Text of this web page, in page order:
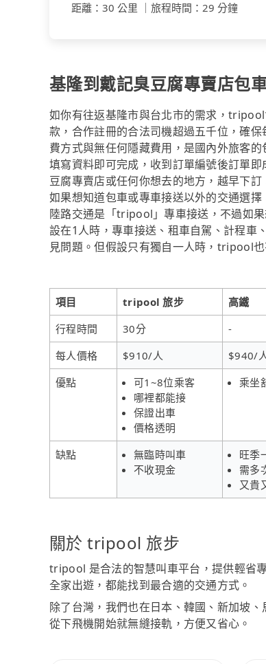
距離 ： 30 公里 旅程時間 ： 29 分鐘
基隆到戴記臭豆腐專賣店包
如你有往返基隆市與台北市的需求，
款，合作註冊的合法司機超過五千位，確
費方式與無任何隱藏費用，是國內外旅客
填寫資料即可完成，收到訂單編號後訂單
豆腐專賣店或任何你想去的地方，越早下訂
如果想知道包車或專車接送以外的交通選
陸路交通是「tripool」專車接送，不過如
設在1人時，專車接送、租車自駕、計程車
見問題。但假設只有獨自一人時，tripool
項目 tripool 旅步 高鐵
行程時間
30分 -
每人價格
$910/人 $940/
優點
可1~8位乘客
哪裡都能接
保證出車
價格透明
乘坐
缺點
無臨時叫車
不收現金
旺季
需多
又貴
關於 tripool 旅步
tripool 是合法的智慧叫車平台，提供輕省
全家出遊，都能找到最合適的交通方式。
除了台灣，我們也在日本、韓國、新加坡
從下飛機開始就無縫接軌，方便又省心。